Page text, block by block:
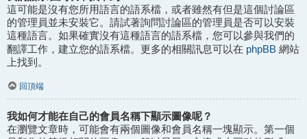
這可能是沒有您所用語言的語系檔，或者雖然有但是這個討論區
的管理員並未安裝它。請試著詢問討論區的管理員是否可以安裝
這種語言。如果確實沒有這種語言的語系檔，您可以參與我們的
翻譯工作，建立您的語系檔。更多的相關訊息可以在 phpBB 網站
上找到。
回頂端
我如何才能在自己的會員名稱下顯示圖像呢？
在瀏覽文章時，可能會有兩個圖像和會員名稱一塊顯示。第一個